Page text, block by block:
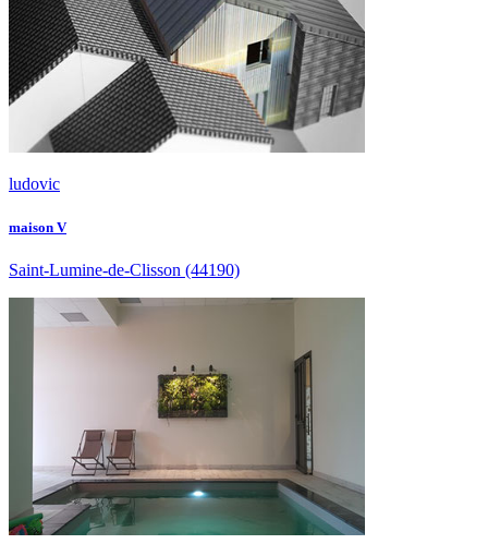
ludovic
maison V
Saint-Lumine-de-Clisson (44190)